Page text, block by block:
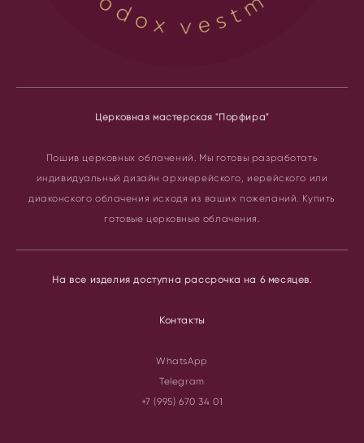
Церковная мастерская "Порфира"
Пошив церковных облачений. Мы готовы разработать
индивидуальный дизайн архиерейского, иерейского или
диаконского облачения исходя из ваших пожеланий. Купить
готовые церковные облачения.
На все изделия доступна рассрочка на 6 месяцев.
Контакты
WhatsApp
Telegram
+7 (995) 670 34 01